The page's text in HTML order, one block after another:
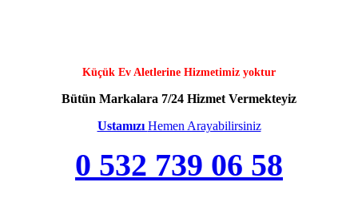
Küçük Ev Aletlerine Hizmetimiz yoktur
Bütün Markalara 7/24 Hizmet Vermekteyiz
Ustamızı Hemen Arayabilirsiniz
0 532 739 06 58